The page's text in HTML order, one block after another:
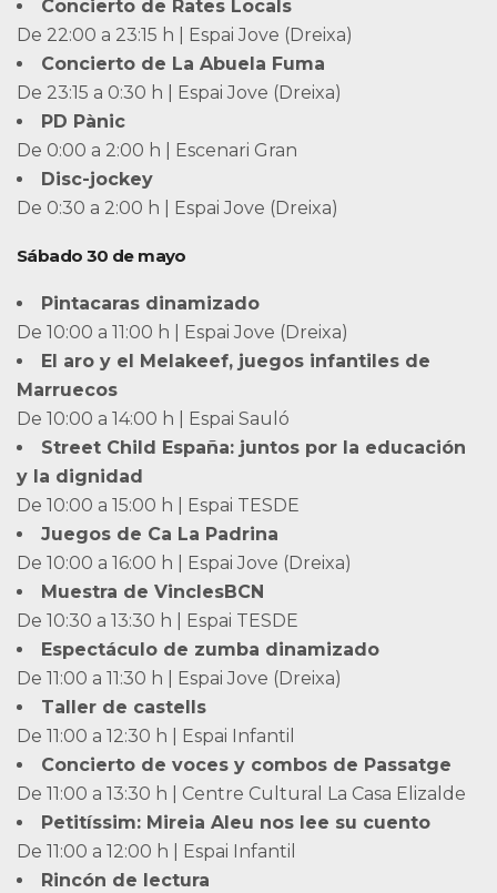
Concierto de Rates Locals
De 22:00 a 23:15 h | Espai Jove (Dreixa)
Concierto de La Abuela Fuma
De 23:15 a 0:30 h | Espai Jove (Dreixa)
PD Pànic
De 0:00 a 2:00 h | Escenari Gran
Disc-jockey
De 0:30 a 2:00 h | Espai Jove (Dreixa)
Sábado 30 de mayo
Pintacaras dinamizado
De 10:00 a 11:00 h | Espai Jove (Dreixa)
El aro y el Melakeef, juegos infantiles de
Marruecos
De 10:00 a 14:00 h | Espai Sauló
Street Child España: juntos por la educación
y la dignidad
De 10:00 a 15:00 h | Espai TESDE
Juegos de Ca La Padrina
De 10:00 a 16:00 h | Espai Jove (Dreixa)
Muestra de VinclesBCN
De 10:30 a 13:30 h | Espai TESDE
Espectáculo de zumba dinamizado
De 11:00 a 11:30 h | Espai Jove (Dreixa)
Taller de castells
De 11:00 a 12:30 h | Espai Infantil
Concierto de voces y combos de Passatge
De 11:00 a 13:30 h | Centre Cultural La Casa Elizalde
Petitíssim: Mireia Aleu nos lee su cuento
De 11:00 a 12:00 h | Espai Infantil
Rincón de lectura